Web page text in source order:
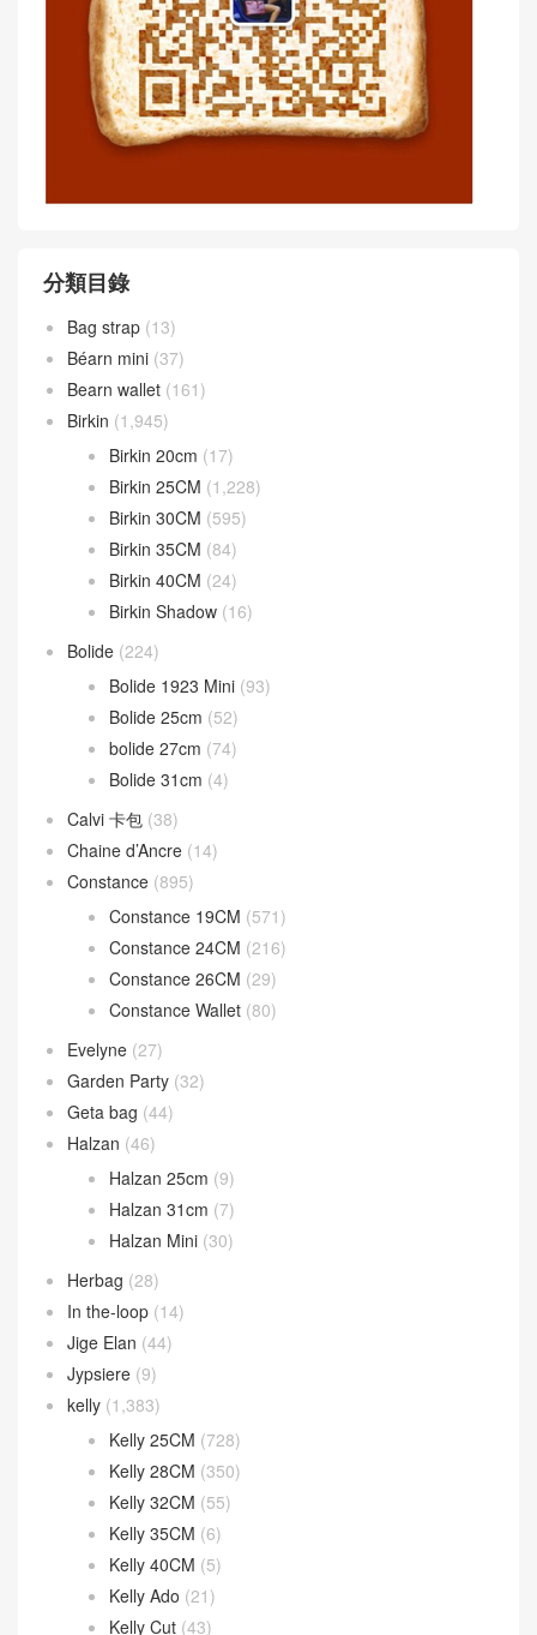
分類目錄
Bag strap (13)
Béarn mini (37)
Bearn wallet (161)
Birkin (1,945)
Birkin 20cm (17)
Birkin 25CM (1,228)
Birkin 30CM (595)
Birkin 35CM (84)
Birkin 40CM (24)
Birkin Shadow (16)
Bolide (224)
Bolide 1923 Mini (93)
Bolide 25cm (52)
bolide 27cm (74)
Bolide 31cm (4)
Calvi 卡包 (38)
Chaine d’Ancre (14)
Constance (895)
Constance 19CM (571)
Constance 24CM (216)
Constance 26CM (29)
Constance Wallet (80)
Evelyne (27)
Garden Party (32)
Geta bag (44)
Halzan (46)
Halzan 25cm (9)
Halzan 31cm (7)
Halzan Mini (30)
Herbag (28)
In the-loop (14)
Jige Elan (44)
Jypsiere (9)
kelly (1,383)
Kelly 25CM (728)
Kelly 28CM (350)
Kelly 32CM (55)
Kelly 35CM (6)
Kelly 40CM (5)
Kelly Ado (21)
Kelly Cut (43)